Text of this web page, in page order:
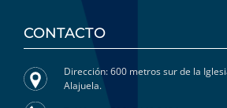
CONTACTO
Dirección: 600 metros sur de la
Alajuela.